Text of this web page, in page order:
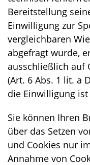
Bereitstellung
Einwilligung zur
vergleichbaren
abgefragt wurde,
ausschließlich auf
(Art. 6 Abs. 1 lit. a
die Einwilligung
Sie können Ihren
über das Setzen
und Cookies nur
Annahme von